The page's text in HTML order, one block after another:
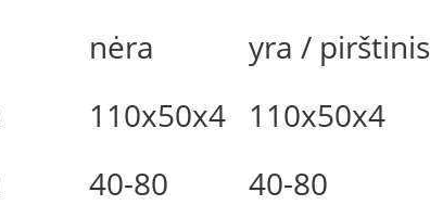
nėra yra / pirštinis
110x50x4 110x50x4
40-80 40-80